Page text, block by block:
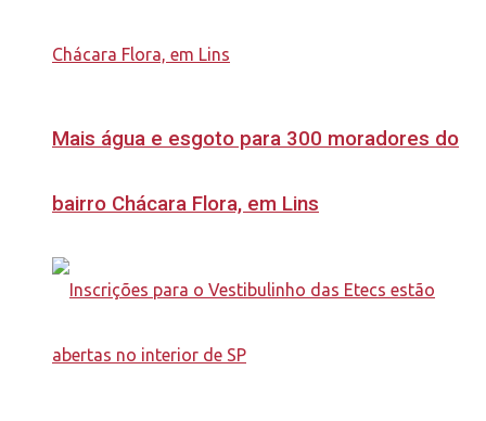
Mais água e esgoto para 300 moradores do
bairro Chácara Flora, em Lins